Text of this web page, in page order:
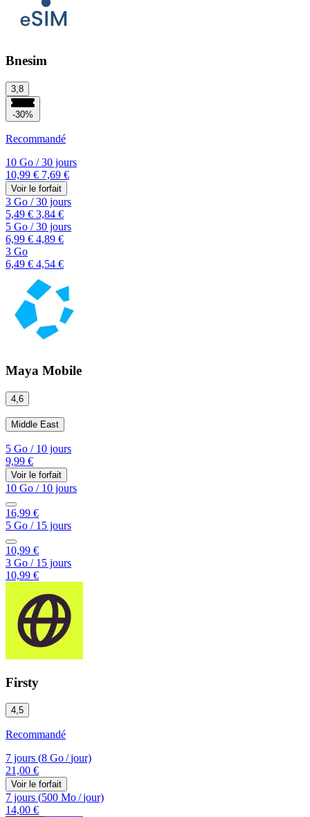
Bnesim
3,8
-30%
Recommandé
10 Go /30 jours
10,99 € 7,69 €
Voir le forfait
3 Go /30 jours
5,49 € 3,84 €
5 Go /30 jours
6,99 € 4,89 €
3 Go
6,49 € 4,54 €
Maya Mobile
4,6
Middle East
5 Go /10 jours
9,99 €
Voir le forfait
10 Go /10 jours
16,99 €
5 Go /15 jours
10,99 €
3 Go /15 jours
10,99 €
Firsty
4,5
Recommandé
7 jours (8 Go/jour)
21,00 €
Voir le forfait
7 jours (500 Mo/jour)
14,00 €